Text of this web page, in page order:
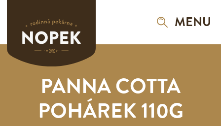
MENU
PANNA COTTA
POHÁREK 110G